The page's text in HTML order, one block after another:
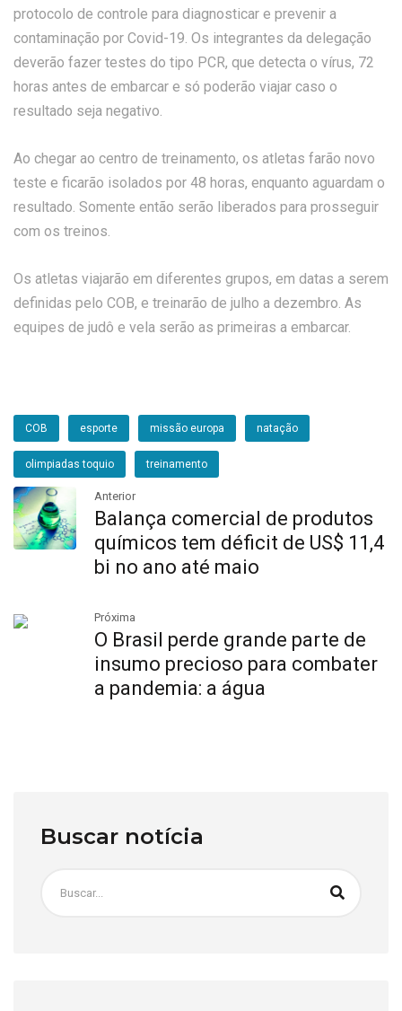
protocolo de controle para diagnosticar e prevenir a
contaminação por Covid-19. Os integrantes da delegação
deverão fazer testes do tipo PCR, que detecta o vírus, 72
horas antes de embarcar e só poderão viajar caso o
resultado seja negativo.
Ao chegar ao centro de treinamento, os atletas farão novo
teste e ficarão isolados por 48 horas, enquanto aguardam o
resultado. Somente então serão liberados para prosseguir
com os treinos.
Os atletas viajarão em diferentes grupos, em datas a serem
definidas pelo COB, e treinarão de julho a dezembro. As
equipes de judô e vela serão as primeiras a embarcar.
COB esporte missão europa natação
olimpiadas toquio treinamento
Anterior
Balança comercial de produtos
químicos tem déficit de US$ 11,4
bi no ano até maio
Próxima
O Brasil perde grande parte de
insumo precioso para combater
a pandemia: a água
Buscar notícia